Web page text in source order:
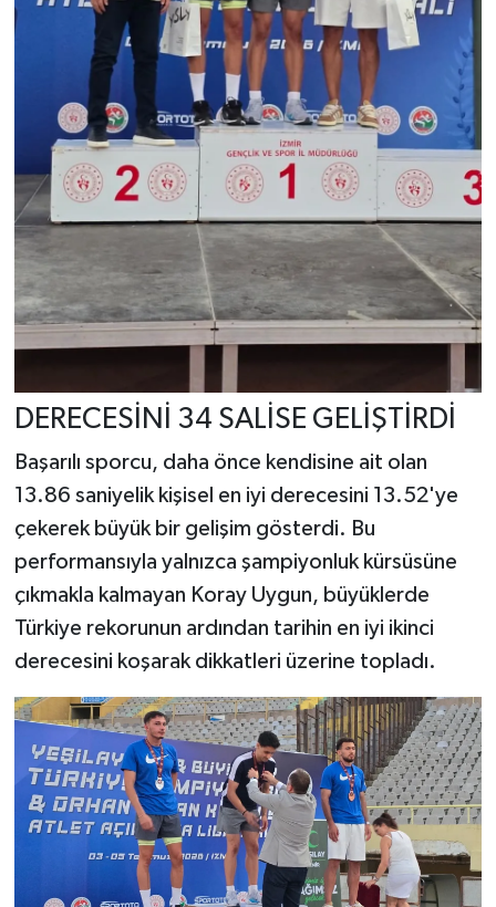
DERECESİNİ 34 SALİSE GELİŞTİRDİ
Başarılı sporcu, daha önce kendisine ait olan
13.86 saniyelik kişisel en iyi derecesini 13.52'ye
çekerek büyük bir gelişim gösterdi. Bu
performansıyla yalnızca şampiyonluk kürsüsüne
çıkmakla kalmayan Koray Uygun, büyüklerde
Türkiye rekorunun ardından tarihin en iyi ikinci
derecesini koşarak dikkatleri üzerine topladı.